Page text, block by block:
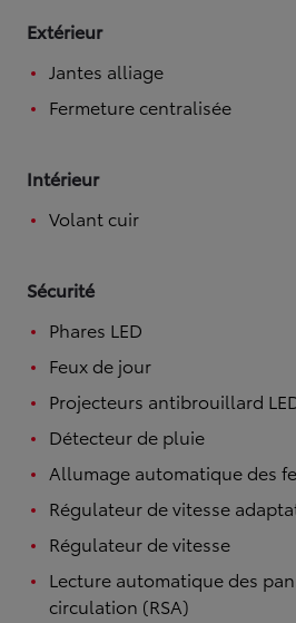
Extérieur
Jantes alliage
Fermeture centralisée
Intérieur
Volant cuir
Sécurité
Phares LED
Feux de jour
Projecteurs antibrouillard
Détecteur de pluie
Allumage automatique des
Régulateur de vitesse
Régulateur de vitesse
Lecture automatique des
circulation (RSA)